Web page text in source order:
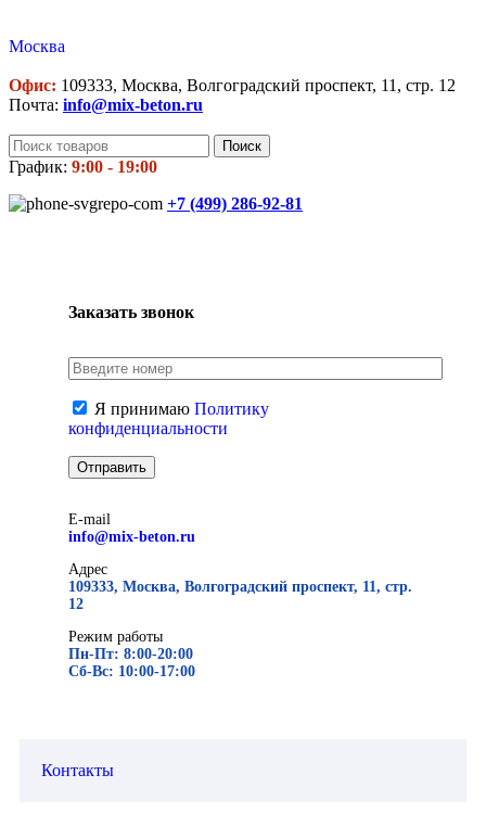
Москва
Офис: 109333, Москва, Волгоградский проспект, 11, стр. 12
Почта: info@mix-beton.ru
Поиск
График: 9:00 - 19:00
+7 (499) 286-92-81
Заказать звонок
Я принимаю Политику
конфиденциальности
E-mail
info@mix-beton.ru
Адрес
109333, Москва, Волгоградский проспект, 11, стр.
12
Режим работы
Пн-Пт: 8:00-20:00
Сб-Вс: 10:00-17:00
Контакты